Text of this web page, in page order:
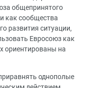
общепринятого
как сообщества
развития ситуации,
Евросоюз как
ориентированы на
однополые